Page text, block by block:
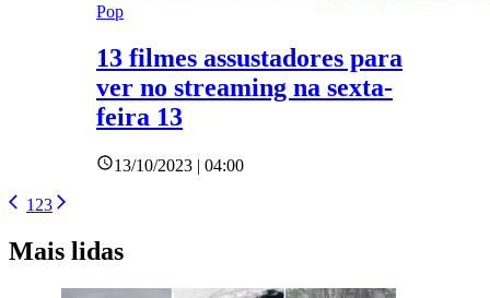
Pop
13 filmes assustadores para
ver no streaming na sexta-
feira 13
13/10/2023 | 04:00
1 23
Mais lidas